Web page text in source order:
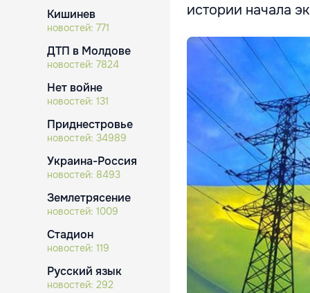
Кишинев
новостей: 771
ДТП в Молдове
новостей: 7824
Нет войне
новостей: 131
Приднестровье
новостей: 34989
Украина-Россия
новостей: 8493
Землетрясение
новостей: 1009
Стадион
новостей: 119
Русский язык
новостей: 292
истории начала